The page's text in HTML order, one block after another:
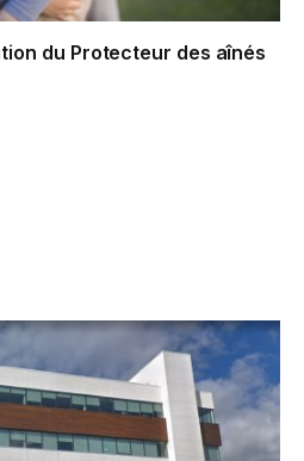
du Protecteur des aînés